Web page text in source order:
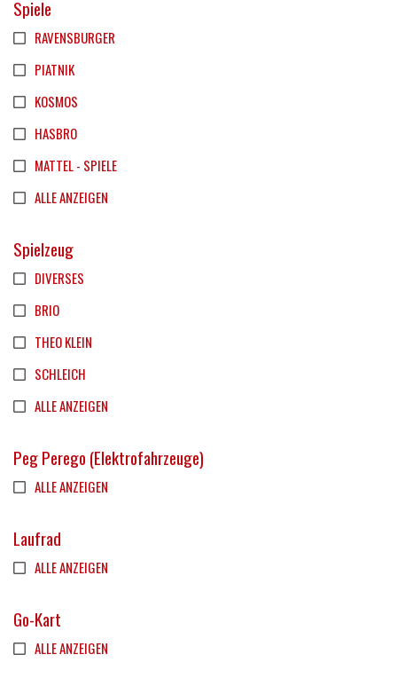
Spiele
RAVENSBURGER
PIATNIK
KOSMOS
HASBRO
MATTEL - SPIELE
ALLE ANZEIGEN
Spielzeug
DIVERSES
BRIO
THEO KLEIN
SCHLEICH
ALLE ANZEIGEN
Peg Perego (Elektrofahrzeuge)
ALLE ANZEIGEN
Laufrad
ALLE ANZEIGEN
Go-Kart
ALLE ANZEIGEN